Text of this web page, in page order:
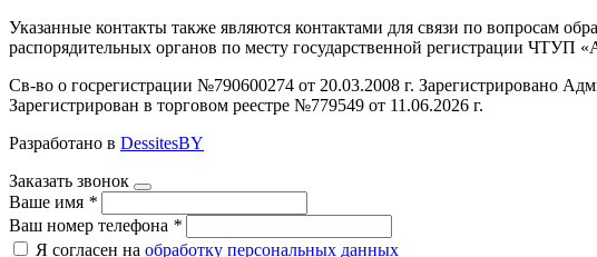
Указанные контакты также являются контактами для связи по вопросам
распорядительных органов по месту государственной регистрации
Св-во о госрегистрации №790600274 от 20.03.2008 г. Зарегистрировано
Зарегистрирован в торговом реестре №779549 от 11.06.2026 г.
Разработано в DessitesBY
Заказать звонок
Ваше имя *
Ваш номер телефона *
Я согласен на обработку персональных данных